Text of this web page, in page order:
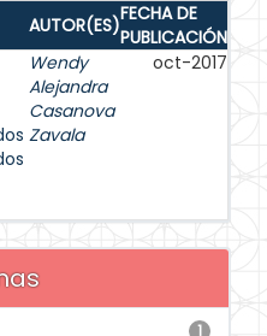
AUTOR(ES)FECHA DE
PUBLICACIÓN
Wendy
Alejandra
Casanova
Zavala
oct-2017
1